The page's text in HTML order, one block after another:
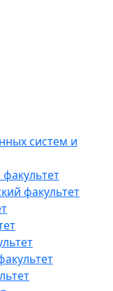
систем и
факультет